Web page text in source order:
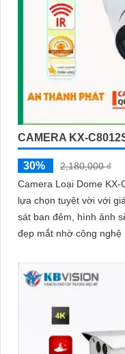
CAMERA KX-
30%
2,180,000 ₫
Camera Loại Dome
lựa chọn tuyệt vời với giá rẻ cho gia
sát ban đêm, hình ảnh
đẹp mắt nhờ công nghệ